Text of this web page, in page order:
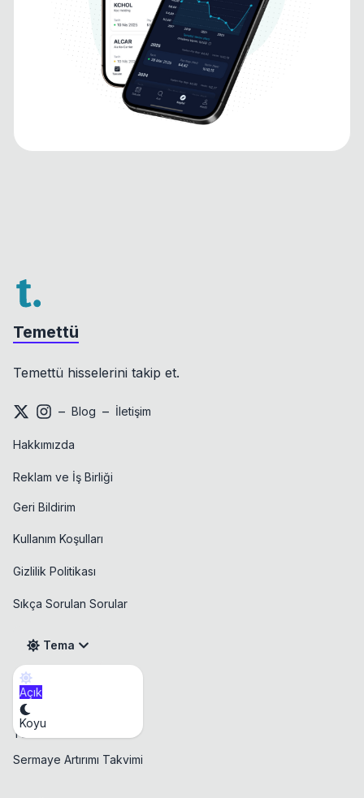
Temettü
Temettü hisselerini takip et.
– Blog – İletişim
Hakkımızda
Reklam ve İş Birliği
Geri Bildirim
Kullanım Koşulları
Gizlilik Politikası
Sıkça Sorulan Sorular
Tema
Açık
Koyu
Takvim
Temettü Takvimi
Sermaye Artırımı Takvimi